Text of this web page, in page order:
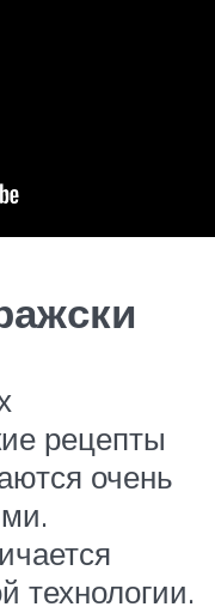
рецепты
очень
технологии.